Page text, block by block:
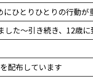
ひとりひとりの行動が
た～引き続き、12歳
配布しています